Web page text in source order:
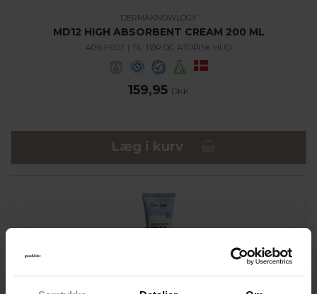
DERMAKNOWLOGY
MD12 HIGH ABSORBENT CREAM 200 ML
40% FEDT | TIL TØR OG ATOPISK HUD
159,95 DKK
Læg i kurv